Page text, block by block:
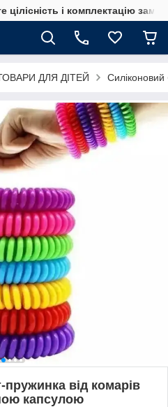
і комплектацію
ДЛЯ ДІТЕЙ
від комарів
капсулою